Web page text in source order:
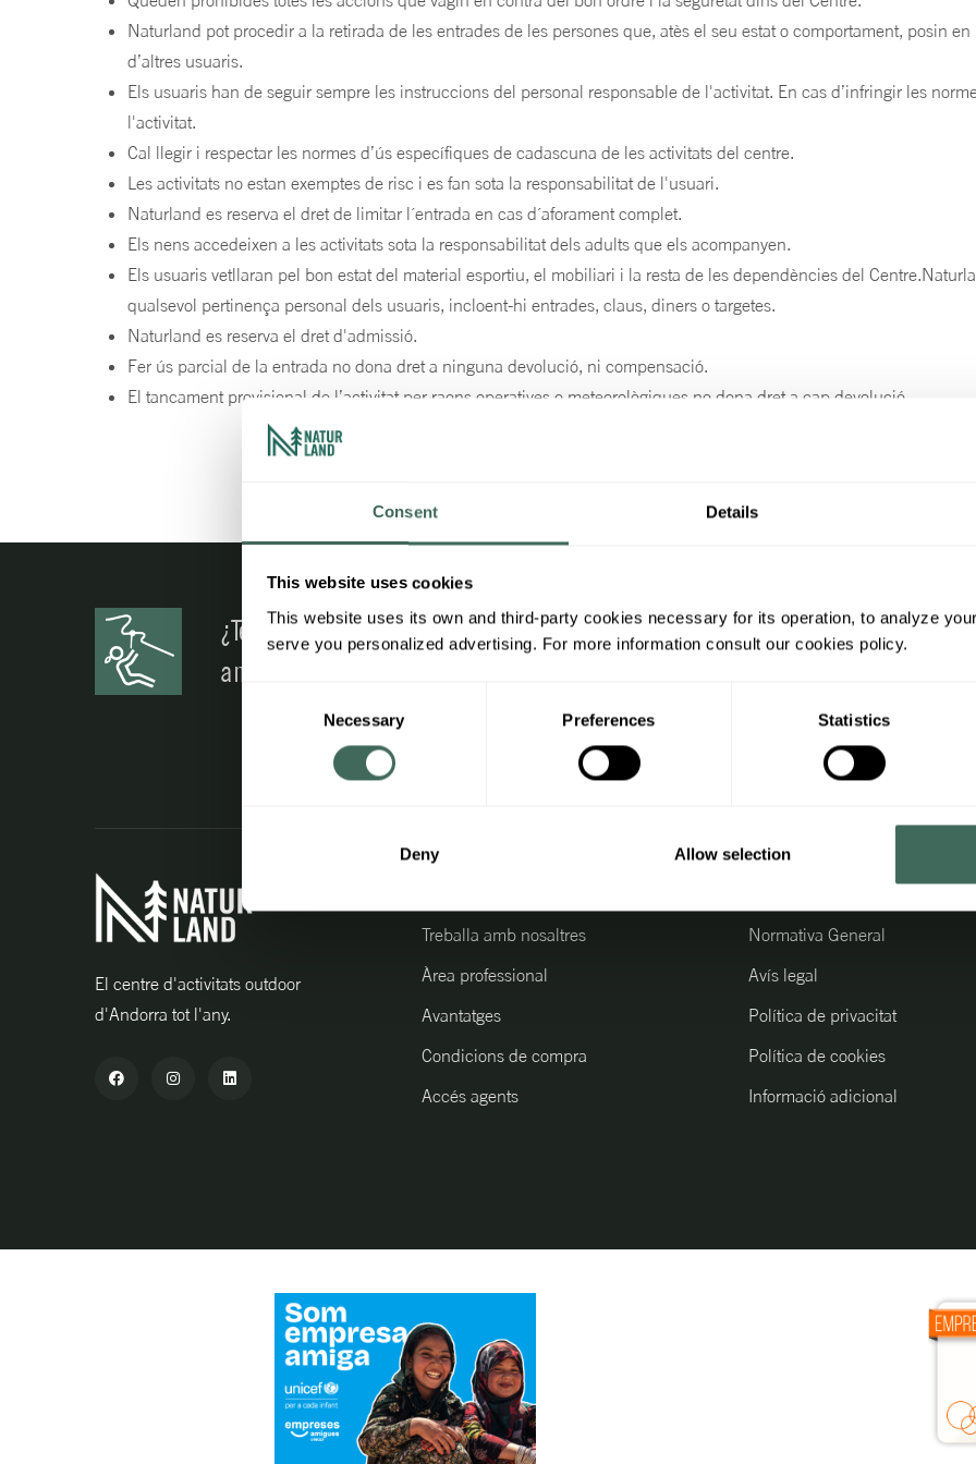
Consent Details
This website uses cookies
This website uses its own and third-party cookies necessary for its operation, to analyze
serve you personalized advertising. For more information consult our cookies policy.
Necessary Preferences Statistics
Deny Allow selection
Naturland pot procedir a la retirada de les entrades de les persones que, atès el seu estat o comportament, posin
d’altres usuaris.
Els usuaris han de seguir sempre les instruccions del personal responsable de l'activitat. En cas d’infringir les
l'activitat.
Cal llegir i respectar les normes d’ús específiques de cadascuna de les activitats del centre.
Les activitats no estan exemptes de risc i es fan sota la responsabilitat de l'usuari.
Naturland es reserva el dret de limitar l´entrada en cas d´aforament complet.
Els nens accedeixen a les activitats sota la responsabilitat dels adults que els acompanyen.
Els usuaris vetllaran pel bon estat del material esportiu, el mobiliari i la resta de les dependències del
qualsevol pertinença personal dels usuaris, incloent-hi entrades, claus, diners o targetes.
Naturland es reserva el dret d'admissió.
Fer ús parcial de la entrada no dona dret a ninguna devolució, ni compensació.
El tancament provisional de l’activitat per raons operatives o meteorològiques no dona dret a cap devolució.
¿Tens algun dubte? Contacta
amb nosaltres
totes
El centre d'activitats outdoor
d'Andorra tot l'any.
Treballa amb nosaltres
Àrea professional
Avantatges
Condicions de compra
Accés agents
Normativa General
Avís legal
Política de privacitat
Política de cookies
Informació adicional